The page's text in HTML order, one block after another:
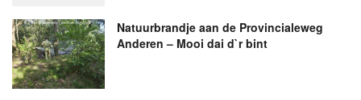
Natuurbrandje aan de Provincialeweg
Anderen – Mooi dai d`r bint